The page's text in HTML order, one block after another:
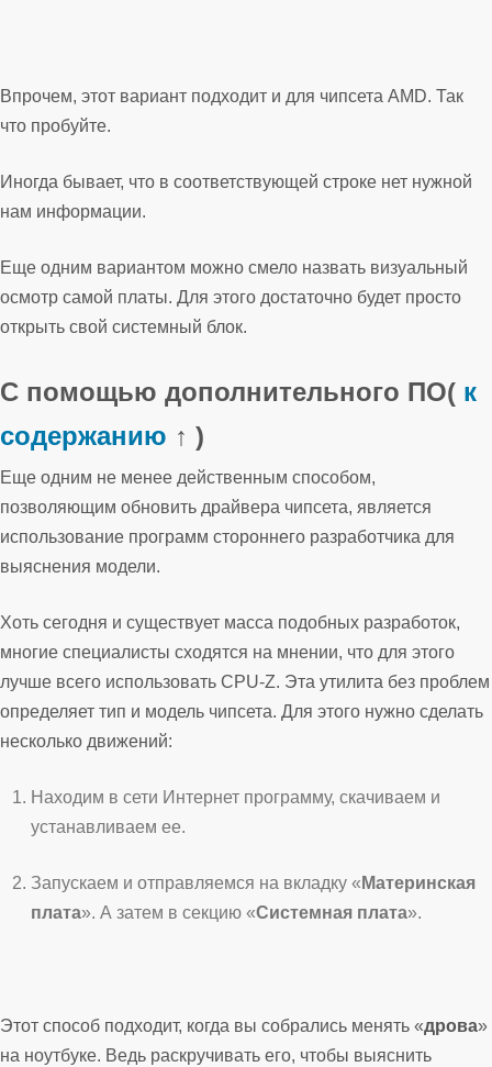
Впрочем, этот вариант подходит и для чипсета AMD. Так
что пробуйте.
Иногда бывает, что в соответствующей строке нет нужной
нам информации.
Еще одним вариантом можно смело назвать визуальный
осмотр самой платы. Для этого достаточно будет просто
открыть свой системный блок.
С помощью дополнительного ПО( к
содержанию ↑ )
Еще одним не менее действенным способом,
позволяющим обновить драйвера чипсета, является
использование программ стороннего разработчика для
выяснения модели.
Хоть сегодня и существует масса подобных разработок,
многие специалисты сходятся на мнении, что для этого
лучше всего использовать CPU-Z. Эта утилита без проблем
определяет тип и модель чипсета. Для этого нужно сделать
несколько движений:
Находим в сети Интернет программу, скачиваем и
устанавливаем ее.
Запускаем и отправляемся на вкладку « Материнская
плата». А затем в секцию «Системная плата».
Этот способ подходит, когда вы собрались менять «дрова»
на ноутбуке. Ведь раскручивать его, чтобы выяснить